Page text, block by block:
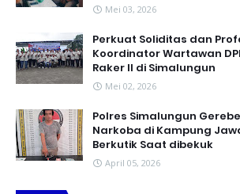
Mei 03, 2026
Perkuat Soliditas dan
Koordinator Wartawan
Raker II di Simalungun
Mei 02, 2026
Polres Simalungun
Narkoba di Kampung
Berkutik Saat dibekuk
April 05, 2026